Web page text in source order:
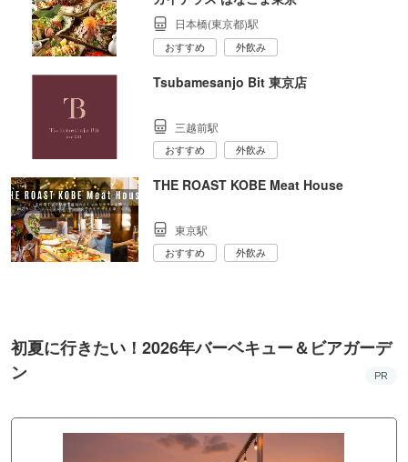
日本橋(東京都)駅
おすすめ 外飲み
Tsubamesanjo Bit 東京店
三越前駅
おすすめ 外飲み
THE ROAST KOBE Meat House
東京駅
おすすめ 外飲み
初夏に行きたい！2026年バーベキュー＆ビアガーデ
ン
PR